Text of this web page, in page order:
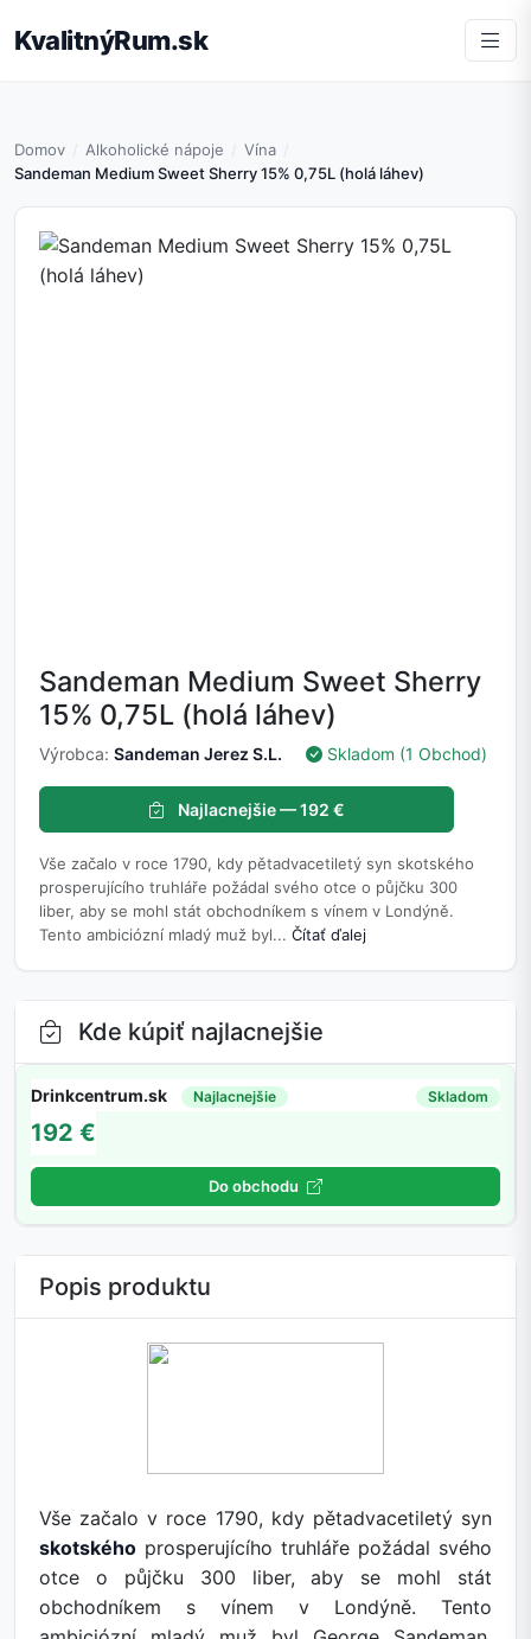
KvalitnýRum.sk
Domov Alkoholické nápoje
Vína
Sandeman Medium Sweet Sherry 15% 0,75L (holá láhev)
Sandeman Medium Sweet Sherry
15% 0,75L (holá láhev)
Výrobca: Sandeman Jerez S.L. Skladom (1 Obchod)
Najlacnejšie — 192 €
Vše začalo v roce 1790, kdy pětadvacetiletý syn skotského
prosperujícího truhláře požádal svého otce o půjčku 300
liber, aby se mohl stát obchodníkem s vínem v Londýně.
Tento ambiciózní mladý muž byl... Čítať ďalej
Kde kúpiť najlacnejšie
Drinkcentrum.sk Najlacnejšie Skladom
192 €
Do obchodu
Popis produktu
Vše začalo v roce 1790, kdy pětadvacetiletý syn
skotského prosperujícího truhláře požádal svého
otce o půjčku 300 liber, aby se mohl stát
obchodníkem s vínem v Londýně. Tento